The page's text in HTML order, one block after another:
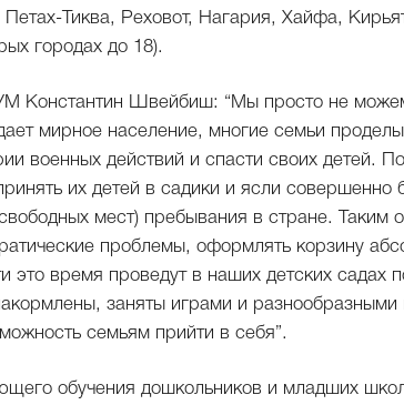
Тиква, Реховот, Нагария, Хайфа,
городах до 18).
Константин Швейбиш: “Мы просто не
мирное население, многие семьи
военных действий и спасти своих детей.
их детей в садики и ясли совершенно
мест) пребывания в стране. Таким
проблемы, оформлять корзину
это время проведут в наших детских
заняты играми и
семьям прийти в себя”.
обучения дошкольников и младших